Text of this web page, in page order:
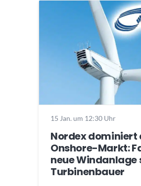
15 Jan. um 12:30 Uhr
Nordex dominiert
Onshore-Markt:
neue
Turbinenbauer